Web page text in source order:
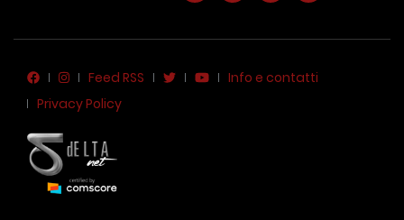
Feed RSS
Info e contatti
Privacy Policy